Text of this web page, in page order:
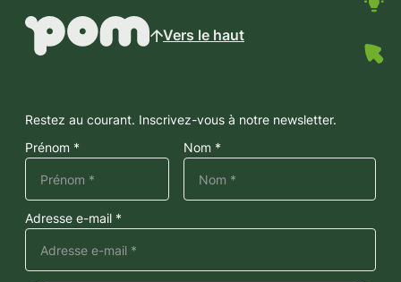
Vers le haut
Restez au courant. Inscrivez-vous à notre newsletter.
Prénom *
Nom *
Adresse e-mail *